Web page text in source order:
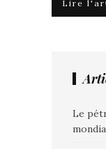
Lire
Le